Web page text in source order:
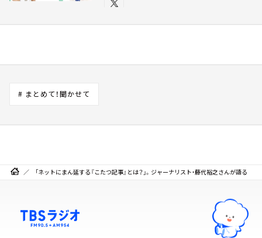
# まとめて！聞かせて
「ネットにまん延する『こたつ記事』とは？」。ジャーナリスト・藤代裕之さんが語る